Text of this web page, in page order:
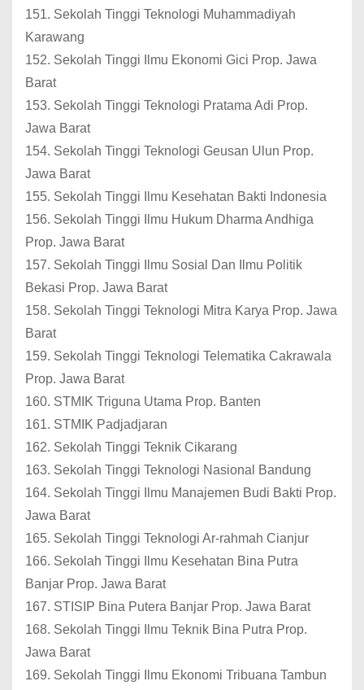
151. Sekolah Tinggi Teknologi Muhammadiyah
Karawang
152. Sekolah Tinggi Ilmu Ekonomi Gici Prop. Jawa
Barat
153. Sekolah Tinggi Teknologi Pratama Adi Prop.
Jawa Barat
154. Sekolah Tinggi Teknologi Geusan Ulun Prop.
Jawa Barat
155. Sekolah Tinggi Ilmu Kesehatan Bakti Indonesia
156. Sekolah Tinggi Ilmu Hukum Dharma Andhiga
Prop. Jawa Barat
157. Sekolah Tinggi Ilmu Sosial Dan Ilmu Politik
Bekasi Prop. Jawa Barat
158. Sekolah Tinggi Teknologi Mitra Karya Prop. Jawa
Barat
159. Sekolah Tinggi Teknologi Telematika Cakrawala
Prop. Jawa Barat
160. STMIK Triguna Utama Prop. Banten
161. STMIK Padjadjaran
162. Sekolah Tinggi Teknik Cikarang
163. Sekolah Tinggi Teknologi Nasional Bandung
164. Sekolah Tinggi Ilmu Manajemen Budi Bakti Prop.
Jawa Barat
165. Sekolah Tinggi Teknologi Ar-rahmah Cianjur
166. Sekolah Tinggi Ilmu Kesehatan Bina Putra
Banjar Prop. Jawa Barat
167. STISIP Bina Putera Banjar Prop. Jawa Barat
168. Sekolah Tinggi Ilmu Teknik Bina Putra Prop.
Jawa Barat
169. Sekolah Tinggi Ilmu Ekonomi Tribuana Tambun